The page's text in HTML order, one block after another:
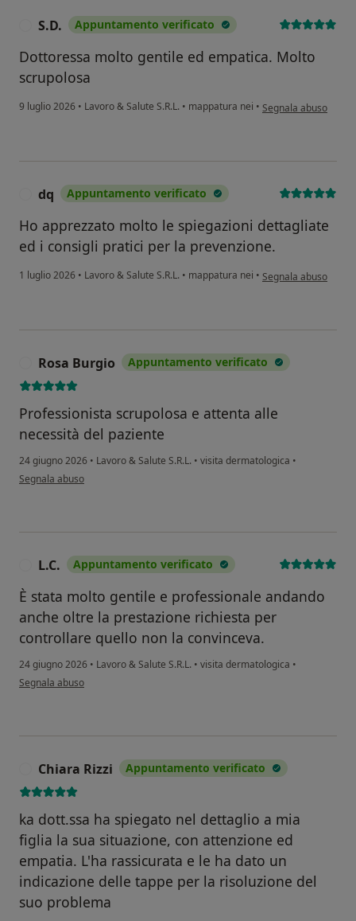
S.D. Appuntamento verificato
Dottoressa molto gentile ed empatica. Molto
scrupolosa
9 luglio 2026 • Lavoro & Salute S.R.L. • mappatura nei • secondo l'opinione
Segnala abuso
dq Appuntamento verificato
Ho apprezzato molto le spiegazioni dettagliate
ed i consigli pratici per la prevenzione.
1 luglio 2026 • Lavoro & Salute S.R.L. • mappatura nei • secondo l'opinione
Segnala abuso
Rosa Burgio Appuntamento verificato
Professionista scrupolosa e attenta alle
necessità del paziente
24 giugno 2026 • Lavoro & Salute S.R.L. • visita dermatologica •
secondo l'opinione dell'utente Rosa Burgio
Segnala abuso
L.C. Appuntamento verificato
È stata molto gentile e professionale andando
anche oltre la prestazione richiesta per
controllare quello non la convinceva.
24 giugno 2026 • Lavoro & Salute S.R.L. • visita dermatologica •
secondo l'opinione dell'utente L.C.
Segnala abuso
Chiara Rizzi Appuntamento verificato
ka dott.ssa ha spiegato nel dettaglio a mia
figlia la sua situazione, con attenzione ed
empatia. L'ha rassicurata e le ha dato un
indicazione delle tappe per la risoluzione del
suo problema